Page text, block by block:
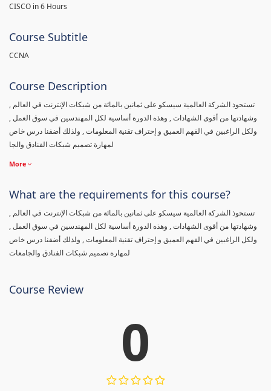
CISCO in 6 Hours
Course Subtitle
CCNA
Course Description
تستحوذ الشركة العالمية سيسكو على ثمانين بالمائة من شبكات الإنترنت في العالم ,
وشهادتها من أقوى الشهادات , وهذه الدورة أساسية لكل المهندسين في سوق العمل ,
ولكل الراغبين في الفهم العميق و إحتراف تقنية المعلومات , ولذلك أضفنا درس خاص
لمهارة تصميم شبكات الفنادق والجا
More
What are the requirements for this course?
تستحوذ الشركة العالمية سيسكو على ثمانين بالمائة من شبكات الإنترنت في العالم ,
وشهادتها من أقوى الشهادات , وهذه الدورة أساسية لكل المهندسين في سوق العمل ,
ولكل الراغبين في الفهم العميق و إحتراف تقنية المعلومات , ولذلك أضفنا درس خاص
لمهارة تصميم شبكات الفنادق والجامعات
Course Review
0